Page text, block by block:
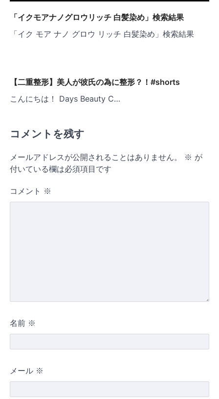
「イクモアナノグロウリッチ 白髪染め」検索結果
「イク モア ナノ グロウ リッチ 白髪染め」検索結果
【二重整形】美人が彼氏の為に整形？！#shorts
こんにちは！ Days Beauty C…
コメントを残す
メールアドレスが公開されることはありません。 ※ が
付いている欄は必須項目です
コメント ※
名前 ※
メール ※